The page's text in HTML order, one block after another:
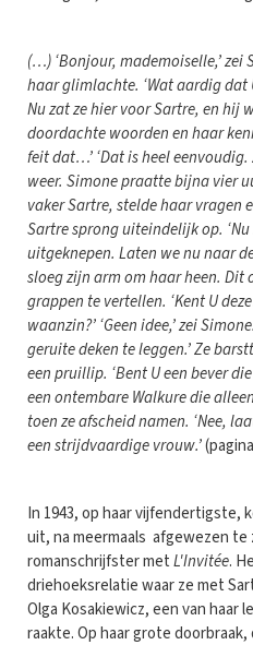
(…) ‘Bonjour, mademoiselle,’
haar glimlachte. ‘Wat aardig dat
Nu zat ze hier voor Sartre, en hij
doordachte woorden en haar
feit dat…’ ‘Dat is heel
weer. Simone praatte bijna vier
vaker Sartre, stelde haar vragen
Sartre sprong uiteindelijk op.
uitgeknepen. Laten we nu naar
sloeg zijn arm om haar heen.
grappen te vertellen. ‘Kent U
waanzin?’ ‘Geen idee,’ zei
geruite deken te leggen.’ Ze
een pruillip. ‘Bent U een bever
een ontembare Walkure die
toen ze afscheid namen. ‘Nee,
een strijdvaardige vrouw.’
In 1943, op haar vijfendertigste,
uit, na meermaals afgewezen
romanschrijfster metL'Invitée.
driehoeksrelatie waar ze met
Olga Kosakiewicz, een van haar
raakte. Op haar grote